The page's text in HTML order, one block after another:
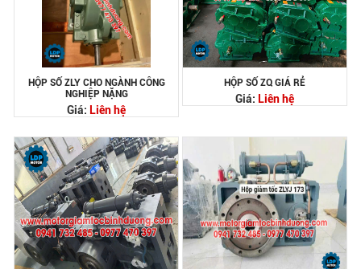
HỘP SỐ ZLY CHO NGÀNH CÔNG
NGHIỆP NẶNG
Giá: Liên hệ
HỘP SỐ ZQ GIÁ RẺ
Giá: Liên hệ